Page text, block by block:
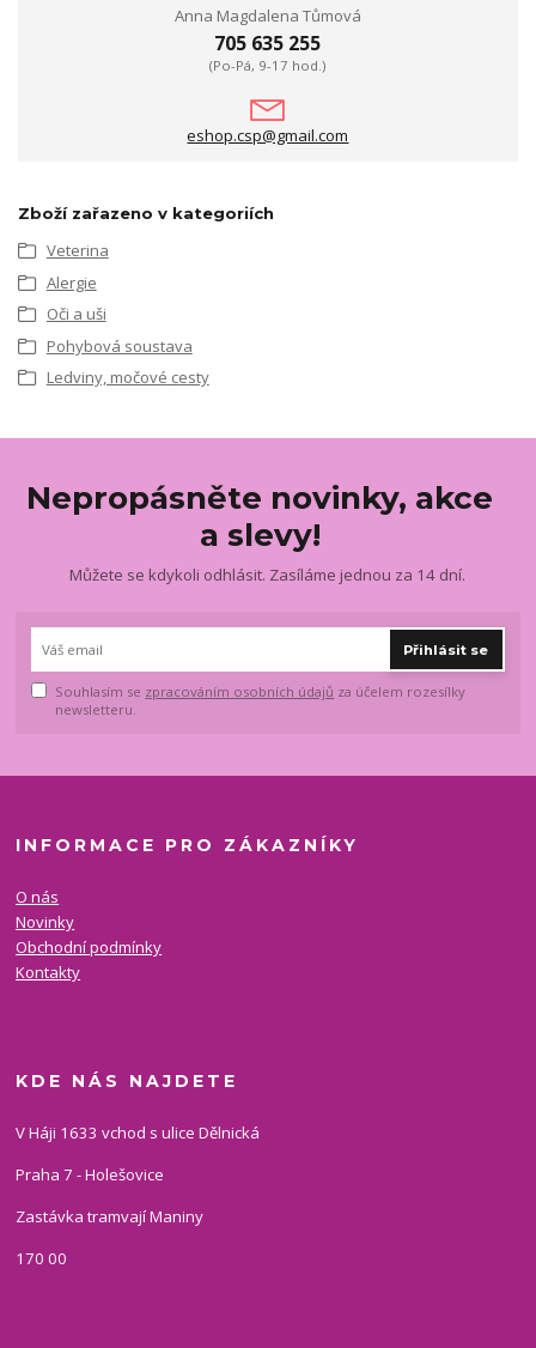
Anna Magdalena Tůmová
705 635 255
(Po-Pá, 9-17 hod.)
eshop.csp@gmail.com
Zboží zařazeno v kategoriích
Veterina
Alergie
Oči a uši
Pohybová soustava
Ledviny, močové cesty
Nepropásněte novinky, akce
a slevy!
Můžete se kdykoli odhlásit. Zasíláme jednou za 14 dní.
Přihlásit se
Souhlasím se zpracováním osobních údajů za účelem rozesílky
newsletteru.
INFORMACE PRO ZÁKAZNÍKY
O nás
Novinky
Obchodní podmínky
Kontakty
KDE NÁS NAJDETE
V Háji 1633 vchod s ulice Dělnická
Praha 7 - Holešovice
Zastávka tramvají Maniny
170 00